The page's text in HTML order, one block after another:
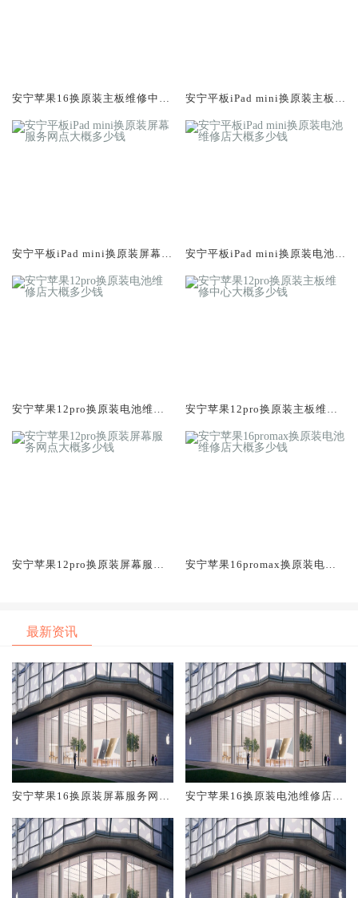
安宁苹果16换原装主板维修中心
安宁平板iPad mini换原装主板维
安宁平板iPad mini换原装屏幕服
安宁平板iPad mini换原装电池维
安宁苹果12pro换原装电池维修
安宁苹果12pro换原装主板维修
安宁苹果12pro换原装屏幕服务
安宁苹果16promax换原装电池
最新资讯
安宁苹果16换原装屏幕服务网点
安宁苹果16换原装电池维修店大